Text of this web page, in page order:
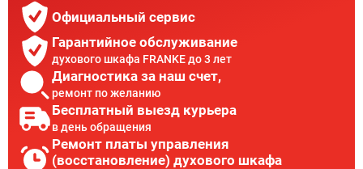
Официальный сервис
Гарантийное обслуживание
духового шкафа FRANKE до 3 лет
Диагностика за наш счет,
ремонт по желанию
Бесплатный выезд курьера
в день обращения
Ремонт платы управления
(восстановление) духового шкафа